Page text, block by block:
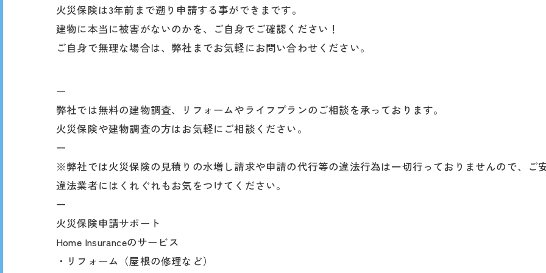
火災保険は3年前まで遡り申請する事ができまです。
建物に本当に被害がないのかを、ご自身でご確認ください！
ご自身で無理な場合は、弊社までお気軽にお問い合わせください。
ー
弊社では無料の建物調査、リフォームやライフプランのご相談を承っております。
火災保険や建物調査の方はお気軽にご相談ください。
⁡ー
※弊社では火災保険の見積りの水増し請求や申請の代行等の違法行為は一切行っておりませんので、ご安
違法業者にはくれぐれもお気をつけてください。
ー
火災保険申請サポート
Home Insuranceのサービス
・リフォーム（屋根の修理など）